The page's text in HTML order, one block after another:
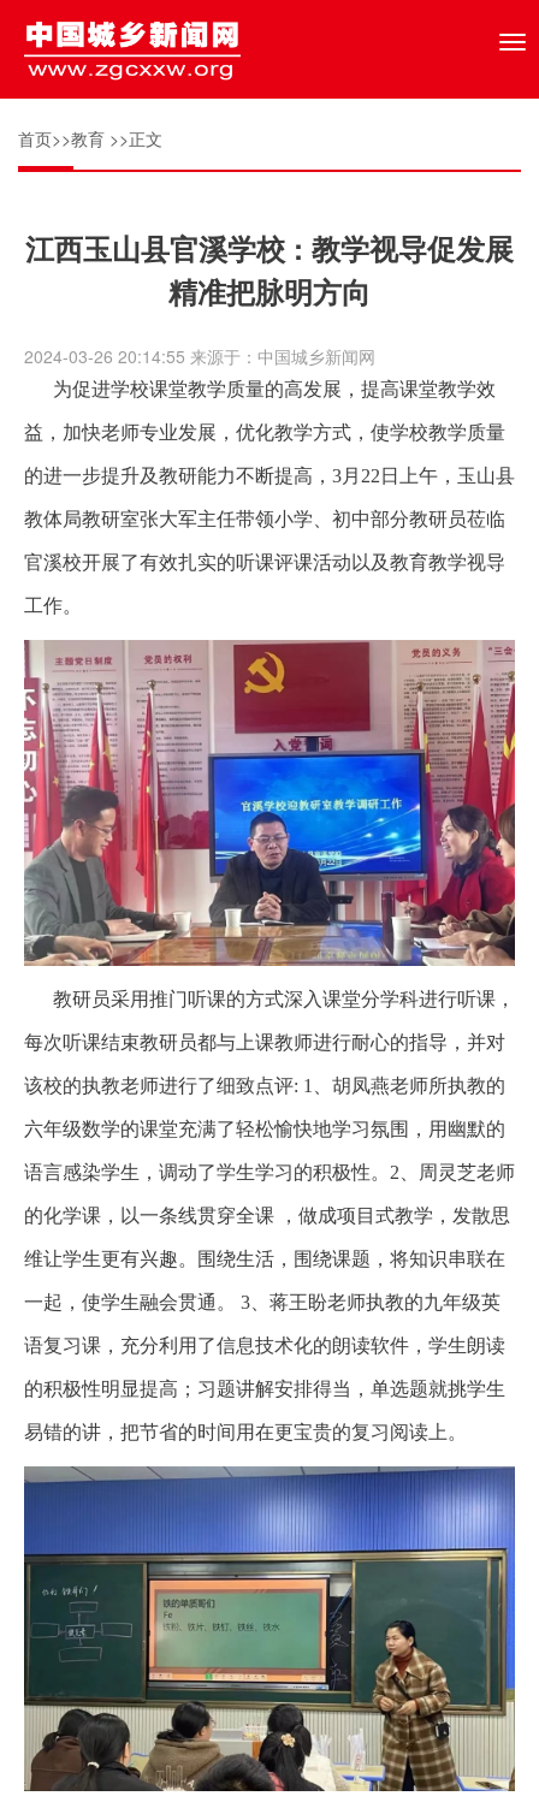
首页>>教育 >>正文
江西玉山县官溪学校 : 教学视导促发展
精准把脉明方向
2024-03-26 20:14:55 来源于：中国城乡新闻网
为促进学校课堂教学质量的高发展，提高课堂教学效
益，加快老师专业发展，优化教学方式，使学校教学质量
的进一步提升及教研能力不断提高，3月22日上午，玉山县
教体局教研室张大军主任带领小学、初中部分教研员莅临
官溪校开展了有效扎实的听课评课活动以及教育教学视导
工作。
教研员采用推门听课的方式深入课堂分学科进行听课，
每次听课结束教研员都与上课教师进行耐心的指导，并对
该校的执教老师进行了细致点评: 1、胡凤燕老师所执教的
六年级数学的课堂充满了轻松愉快地学习氛围，用幽默的
语言感染学生，调动了学生学习的积极性。2、周灵芝老师
的化学课，以一条线贯穿全课 ，做成项目式教学，发散思
维让学生更有兴趣。围绕生活，围绕课题，将知识串联在
一起，使学生融会贯通。 3、蒋王盼老师执教的九年级英
语复习课，充分利用了信息技术化的朗读软件，学生朗读
的积极性明显提高；习题讲解安排得当，单选题就挑学生
易错的讲，把节省的时间用在更宝贵的复习阅读上。